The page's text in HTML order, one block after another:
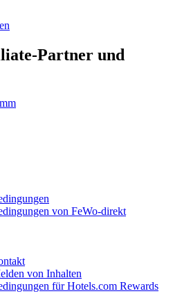
Partner und
von FeWo-direkt
von Inhalten
für Hotels.com Rewards